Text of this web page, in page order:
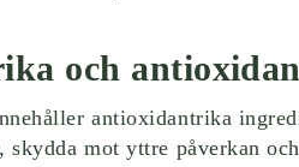
och
antioxidantrika
skydda mot yttre påverkan